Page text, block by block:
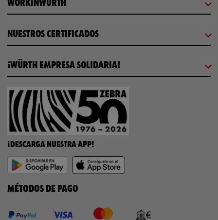
WORKINWÜRTH
NUESTROS CERTIFICADOS
¡WÜRTH EMPRESA SOLIDARIA!
¡DESCARGA NUESTRA APP!
MÉTODOS DE PAGO